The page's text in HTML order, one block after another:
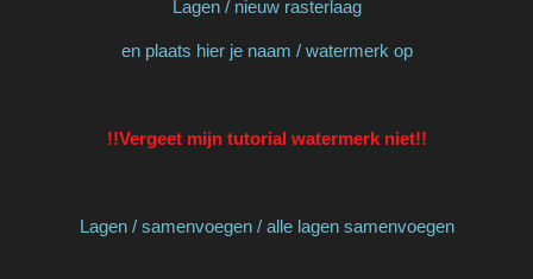
Lagen / nieuw rasterlaag
en plaats hier je naam / watermerk op
!!Vergeet mijn tutorial watermerk niet!!
Lagen / samenvoegen / alle lagen samenvoegen